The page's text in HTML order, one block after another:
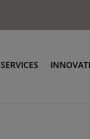
SERVICES